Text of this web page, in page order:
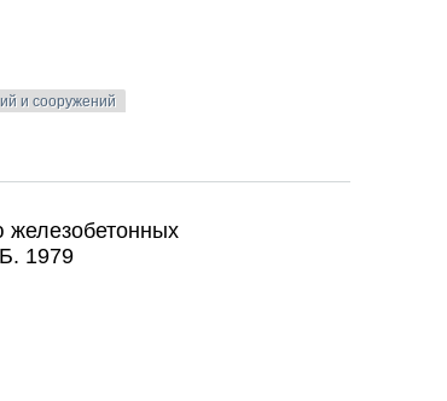
и сооружений
железобетонных
1979